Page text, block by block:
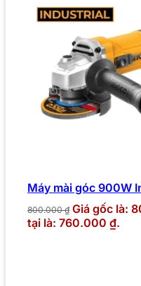
Máy mài góc 900W
800.000₫ Giá gốc là:
tại là: 760.000 ₫.